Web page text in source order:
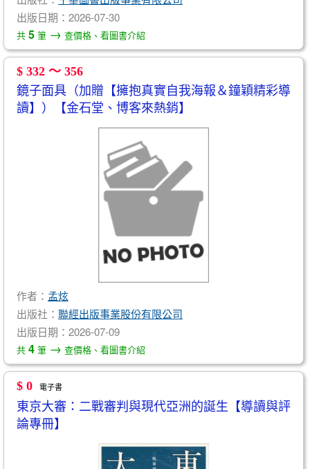
出版日期：2026-07-30
共 5 筆 → 查價格、看圖書介紹
$ 332 ～ 356
鏡子面具（加贈【擁抱真實自我海報＆鐘穎精彩導
讀】）【金石堂、博客來熱銷】
作者： 孟炫
出版社： 聯經出版事業股份有限公司
出版日期：2026-07-09
共 4 筆 → 查價格、看圖書介紹
$ 0 電子書
東京大審：二戰審判與現代亞洲的誕生【導讀與評
論專冊】